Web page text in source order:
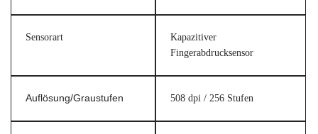
Sensorart
Kapazitiver
Fingerabdrucksensor
Auflösung/Graustufen 508 dpi / 256 Stufen